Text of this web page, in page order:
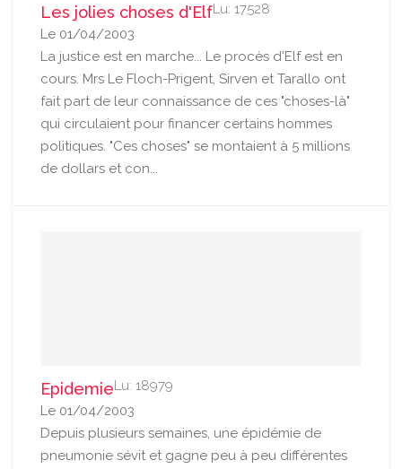
Les jolies choses d'ElfLu: 17528
Le 01/04/2003
La justice est en marche... Le procès d'Elf est en
cours. Mrs Le Floch-Prigent, Sirven et Tarallo ont
fait part de leur connaissance de ces "choses-là"
qui circulaient pour financer certains hommes
politiques. "Ces choses" se montaient à 5 millions
de dollars et con...
EpidemieLu: 18979
Le 01/04/2003
Depuis plusieurs semaines, une épidémie de
pneumonie sévit et gagne peu à peu différentes